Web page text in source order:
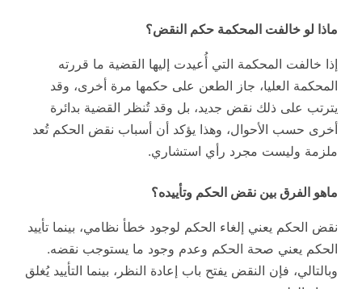
ماذا لو خالفت المحكمة حكم النقض؟
إذا خالفت المحكمة التي أُعيدت إليها القضية ما قررته
المحكمة العليا، جاز الطعن على حكمها مرة أخرى، وقد
يترتب على ذلك نقض جديد، بل وقد تُنظر القضية بدائرة
أخرى حسب الأحوال، وهذا يؤكد أن أسباب نقض الحكم تُعد
ملزمة وليست مجرد رأي استشاري.
ماهو الفرق بين نقض الحكم وتأييده؟
نقض الحكم يعني إلغاء الحكم لوجود خطأ نظامي، بينما تأييد
الحكم يعني صحة الحكم وعدم وجود ما يستوجب نقضه.
وبالتالي، فإن النقض يفتح باب إعادة النظر، بينما التأييد يُغلق